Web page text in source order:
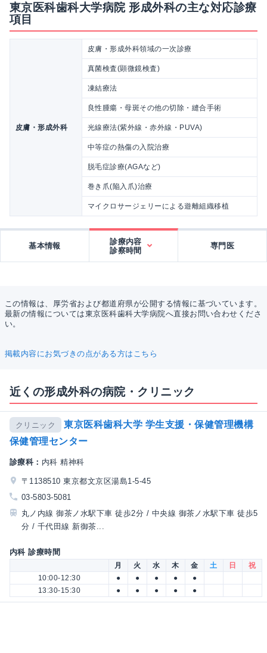
東京医科歯科大学病院 形成外科の主な対応診療
項目
皮膚・形成外科
皮膚・形成外科領域の一次診療
真菌検査(顕微鏡検査)
凍結療法
良性腫瘍・母斑その他の切除・縫合手術
光線療法(紫外線・赤外線・PUVA)
中等症の熱傷の入院治療
脱毛症診療(AGAなど)
巻き爪(陥入爪)治療
マイクロサージェリーによる遊離組織移植
基本情報
診療内容
診察時間
専門医
この情報は、厚労省および都道府県が公開する情報に基づいています。
最新の情報については東京医科歯科大学病院へ直接お問い合わせくださ
い。
掲載内容にお気づきの点がある方はこちら
近くの形成外科の病院・クリニック
クリニック
東京医科歯科大学 学生支援・保健管理機構
保健管理センター
診療科： 内科 精神科
〒1138510 東京都文京区湯島1-5-45
03-5803-5081
丸ノ内線 御茶ノ水駅下車 徒歩2分 / 中央線 御茶ノ水駅下車 徒歩5
分 / 千代田線 新御茶...
内科 診療時間
月 火 水 木 金 土 日
祝
10:00-12:30
● ● ● ●
●
13:30-15:30
● ● ● ● ●